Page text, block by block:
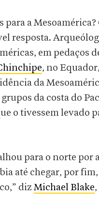
para a
resposta.
em pedaços
, no
da
da costa do
o tivessem levado
para o norte por
até chegar, por
dizMichael Blake